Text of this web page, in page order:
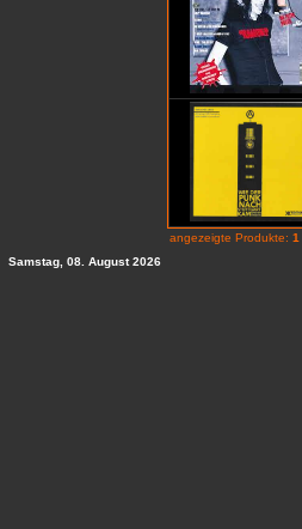
angezeigte Produkte: 1
Samstag, 08. August 2026